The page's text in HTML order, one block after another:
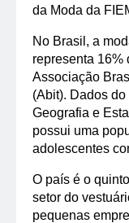
da Moda da
No Brasil, a
representa 16%
Associação
(Abit). Dados
Geografia e
possui uma
adolescentes
O país é o
setor do
pequenas